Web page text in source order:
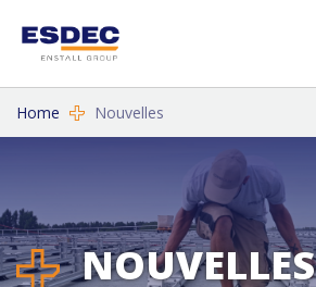
Home Nouvelles
NOUVELLES